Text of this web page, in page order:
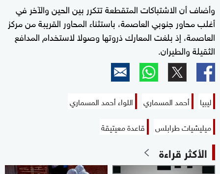
وأضاف أن الاشتباكات المتقطعة تتكرر بين الحين والآخر في
أغلب محاور جنوبي العاصمة، باستثناء المحاور القريبة من مركز
العاصمة، إذ بلغت المعارك ذروتها وصولا لاستخدام المدافع
الثقيلة والطيران.
ليبيا أحمد المسماري
اللواء أحمد المسماري
ميليشيات طرابلس
قاعدة معيتيقة
الأكثر قراءة